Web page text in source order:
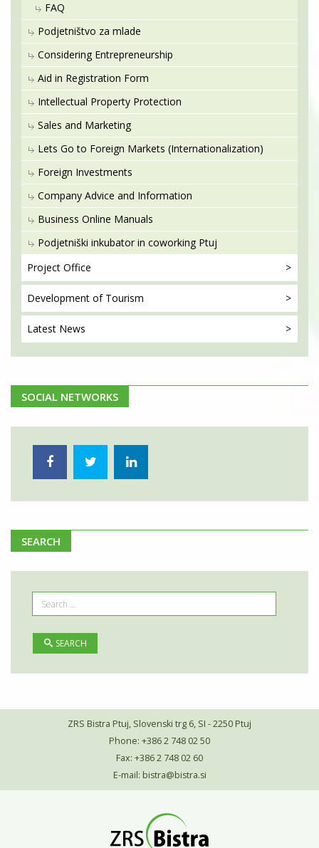
FAQ
Podjetništvo za mlade
Considering Entrepreneurship
Aid in Registration Form
Intellectual Property Protection
Sales and Marketing
Lets Go to Foreign Markets (Internationalization)
Foreign Investments
Company Advice and Information
Business Online Manuals
Podjetniški inkubator in coworking Ptuj
Project Office
Development of Tourism
Latest News
SOCIAL NETWORKS
SEARCH
SEARCH
ZRS Bistra Ptuj, Slovenski trg 6, SI - 2250 Ptuj
Phone: +386 2 748 02 50
Fax: +386 2 748 02 60
E-mail: bistra@bistra.si